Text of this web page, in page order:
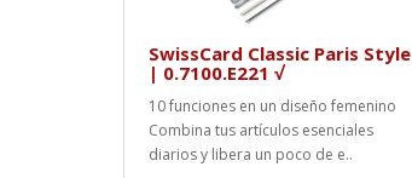
SwissCard Classic Paris Style
| 0.7100.E221 √
10 funciones en un diseño femenino
Combina tus artículos esenciales
diarios y libera un poco de e..